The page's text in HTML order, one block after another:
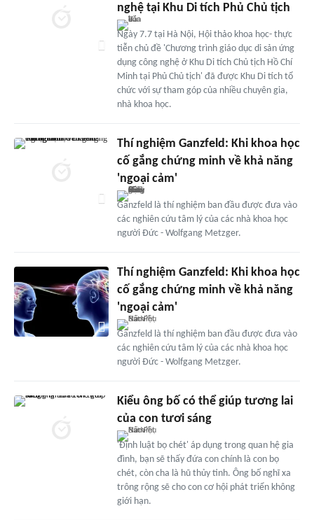
nghệ tại Khu Di tích Phủ Chủ tịch
Ngày 7.7 tại Hà Nội, Hội thảo khoa học- thực
tiễn chủ đề 'Chương trình giáo dục di sản ứng
dụng công nghệ ở Khu Di tích Chủ tịch Hồ Chí
Minh tại Phủ Chủ tịch' đã được Khu Di tích tổ
chức với sự tham góp của nhiều chuyên gia,
nhà khoa học.
Thí nghiệm Ganzfeld: Khi khoa học
cố gắng chứng minh về khả năng
'ngoại cảm'
Ganzfeld là thí nghiệm ban đầu được đưa vào
các nghiên cứu tâm lý của các nhà khoa học
người Đức - Wolfgang Metzger.
Thí nghiệm Ganzfeld: Khi khoa học
cố gắng chứng minh về khả năng
'ngoại cảm'
Ganzfeld là thí nghiệm ban đầu được đưa vào
các nghiên cứu tâm lý của các nhà khoa học
người Đức - Wolfgang Metzger.
Kiểu ông bố có thể giúp tương lai
của con tươi sáng
'Định luật bọ chét' áp dụng trong quan hệ gia
đình, bạn sẽ thấy đứa con chính là con bọ
chét, còn cha là hũ thủy tinh. Ông bố nghĩ xa
trông rộng sẽ cho con cơ hội phát triển không
giới hạn.